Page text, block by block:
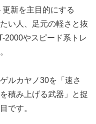
新を主目的にする
い人、足元の軽さと抜
2000やスピード系トレ
ルカヤノ30を「速さ
積み上げる武器」と捉
です。